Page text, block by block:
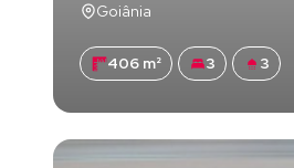
Goiânia
406 m² 3 3